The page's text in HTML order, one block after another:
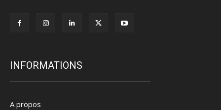
INFORMATIONS
A propos